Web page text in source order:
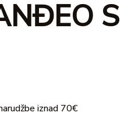
S
iznad 70€